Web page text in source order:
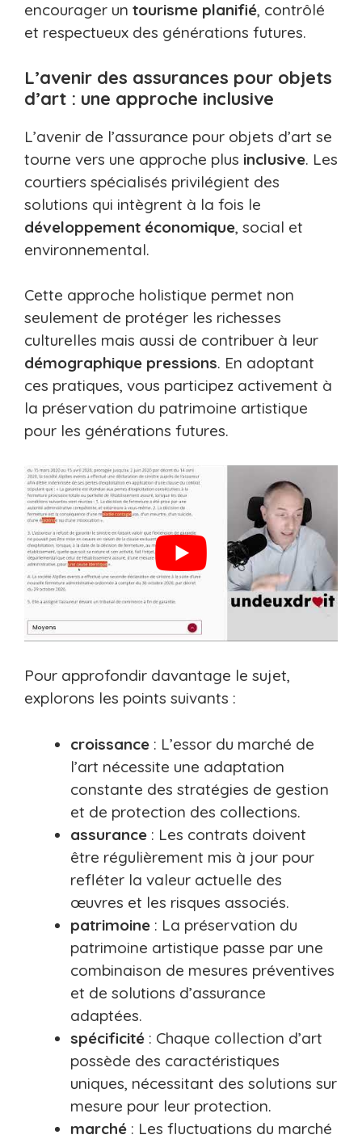
encourager un tourisme planifié, contrôlé
et respectueux des générations futures.
L’avenir des assurances pour objets
d’art : une approche inclusive
L’avenir de l’assurance pour objets d’art se
tourne vers une approche plus inclusive. Les
courtiers spécialisés privilégient des
solutions qui intègrent à la fois le
développement économique, social et
environnemental.
Cette approche holistique permet non
seulement de protéger les richesses
culturelles mais aussi de contribuer à leur
démographique pressions. En adoptant
ces pratiques, vous participez activement à
la préservation du patrimoine artistique
pour les générations futures.
Pour approfondir davantage le sujet,
explorons les points suivants :
croissance : L’essor du marché de
l’art nécessite une adaptation
constante des stratégies de gestion
et de protection des collections.
assurance : Les contrats doivent
être régulièrement mis à jour pour
refléter la valeur actuelle des
œuvres et les risques associés.
patrimoine : La préservation du
patrimoine artistique passe par une
combinaison de mesures préventives
et de solutions d’assurance
adaptées.
spécificité : Chaque collection d’art
possède des caractéristiques
uniques, nécessitant des solutions sur
mesure pour leur protection.
marché : Les fluctuations du marché